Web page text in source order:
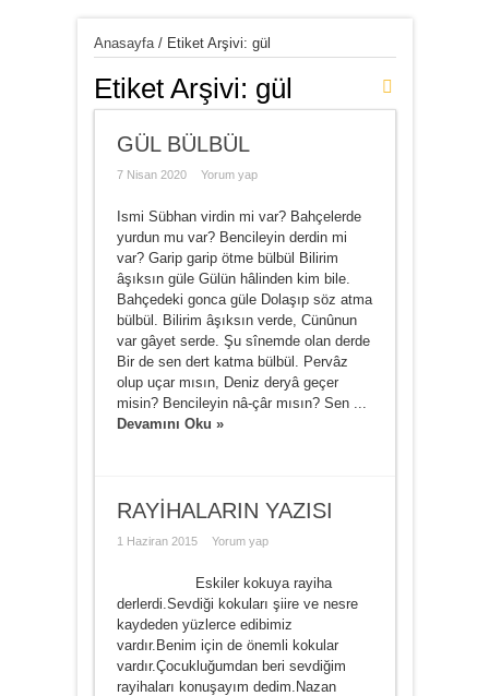
Anasayfa/ Etiket Arşivi: gül
Etiket Arşivi: gül
GÜL BÜLBÜL
7 Nisan 2020 Yorum yap
Ismi Sübhan virdin mi var? Bahçelerde
yurdun mu var? Bencileyin derdin mi
var? Garip garip ötme bülbül Bilirim
âşıksın güle Gülün hâlinden kim bile.
Bahçedeki gonca güle Dolaşıp söz atma
bülbül. Bilirim âşıksın verde, Cünûnun
var gâyet serde. Şu sînemde olan derde
Bir de sen dert katma bülbül. Pervâz
olup uçar mısın, Deniz deryâ geçer
misin? Bencileyin nâ-çâr mısın? Sen ...
Devamını Oku »
RAYİHALARIN YAZISI
1 Haziran 2015 Yorum yap
Eskiler kokuya rayiha
derlerdi.Sevdiği kokuları şiire ve nesre
kaydeden yüzlerce edibimiz
vardır.Benim için de önemli kokular
vardır.Çocukluğumdan beri sevdiğim
rayihaları konuşayım dedim.Nazan